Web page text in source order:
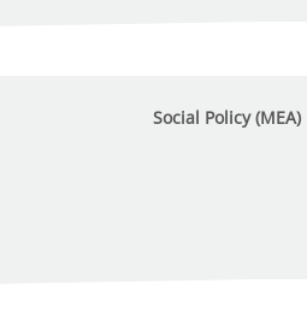
Social Policy (MEA)